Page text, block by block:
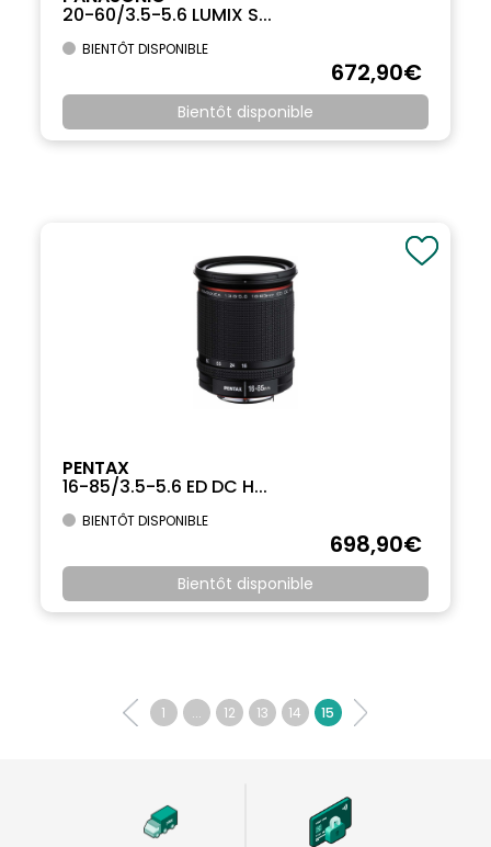
20-60/3.5-5.6 LUMIX S...
BIENTÔT DISPONIBLE
672,90€
Bientôt disponible
PENTAX
16-85/3.5-5.6 ED DC H...
BIENTÔT DISPONIBLE
698,90€
Bientôt disponible
1 ... 12 13 14 15